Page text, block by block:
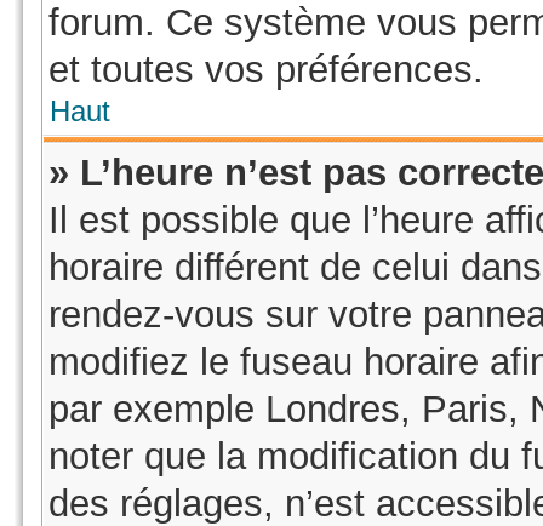
forum. Ce système vous
et toutes vos préférences.
Haut
» L’heure n’est pas
Il est possible que l’heure
horaire différent de celui
rendez-vous sur votre
modifiez le fuseau horaire
par exemple Londres, Paris,
noter que la modification du
des réglages, n’est